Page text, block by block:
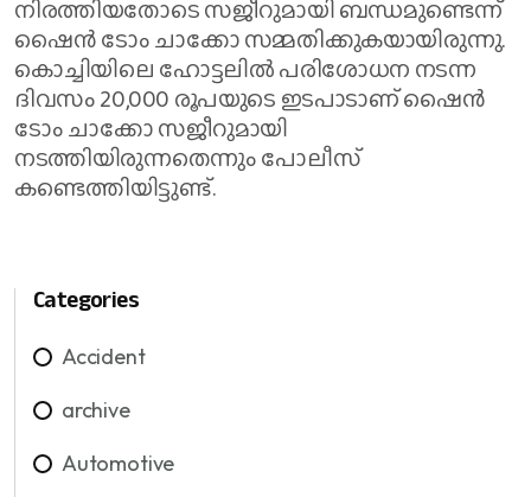
നിരത്തിയതോടെ സജീറുമായി ബന്ധമുണ്ടെന്ന്
ഷൈൻ ടോം ചാക്കോ സമ്മതിക്കുകയായിരുന്നു.
കൊച്ചിയിലെ ഹോട്ടലിൽ പരിശോധന നടന്ന
ദിവസം 20,000 രൂപയുടെ ഇടപാടാണ് ഷൈൻ
ടോം ചാക്കോ സജീറുമായി
നടത്തിയിരുന്നതെന്നും പോലീസ്
കണ്ടെത്തിയിട്ടുണ്ട്.
Categories
Accident
archive
Automotive